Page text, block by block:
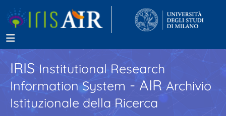
IRISInstitutional Research
Information System - AIR Archivio
Istituzionale della Ricerca